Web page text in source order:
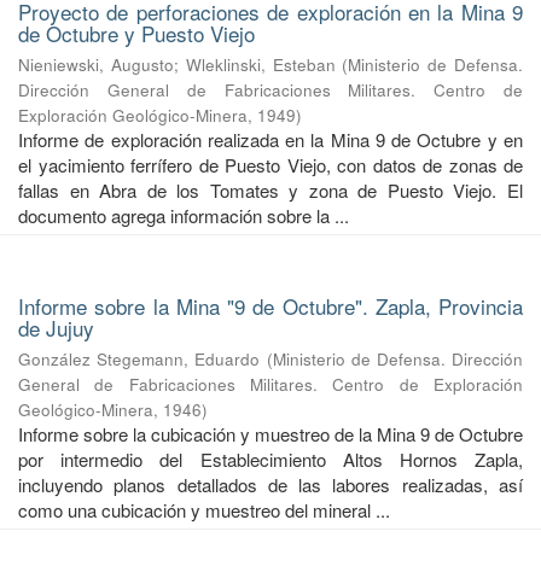
Proyecto de perforaciones de exploración en la Mina 9
de Octubre y Puesto Viejo
Nieniewski, Augusto; Wleklinski, Esteban (Ministerio de Defensa.
Dirección General de Fabricaciones Militares. Centro de
Exploración Geológico-Minera, 1949)
Informe de exploración realizada en la Mina 9 de Octubre y en
el yacimiento ferrífero de Puesto Viejo, con datos de zonas de
fallas en Abra de los Tomates y zona de Puesto Viejo. El
documento agrega información sobre la ...
Informe sobre la Mina "9 de Octubre". Zapla, Provincia
de Jujuy
González Stegemann, Eduardo (Ministerio de Defensa. Dirección
General de Fabricaciones Militares. Centro de Exploración
Geológico-Minera, 1946)
Informe sobre la cubicación y muestreo de la Mina 9 de Octubre
por intermedio del Establecimiento Altos Hornos Zapla,
incluyendo planos detallados de las labores realizadas, así
como una cubicación y muestreo del mineral ...